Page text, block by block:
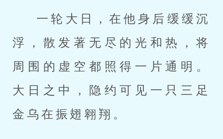
一轮大日，在他身后缓缓沉
浮，散发著无尽的光和热，将
周围的虚空都照得一片通明。
大日之中，隐约可见一只三足
金乌在振翅翱翔。